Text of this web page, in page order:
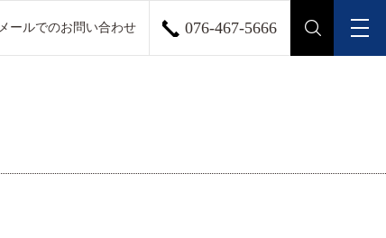
メールでのお問い合わせ 076-467-5666